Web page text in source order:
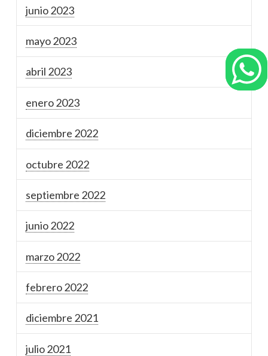
junio 2023
mayo 2023
abril 2023
enero 2023
diciembre 2022
octubre 2022
septiembre 2022
junio 2022
marzo 2022
febrero 2022
diciembre 2021
julio 2021